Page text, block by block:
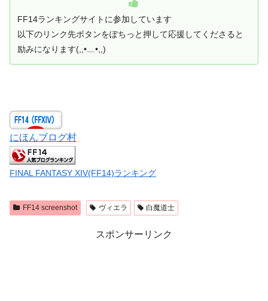
FF14ランキングサイトに参加しています
以下のリンク先ボタンをぽちっと押して応援してくださると
励みになります(,,•﹏•,,)
にほんブログ村
FINAL FANTASY XIV(FF14)ランキング
FF14 screenshot ヴィエラ 白魔道士
スポンサーリンク